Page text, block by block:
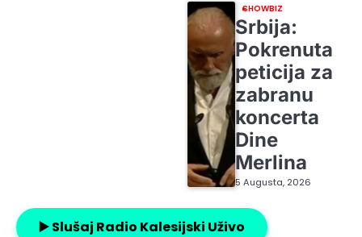
SHOWBIZ
Srbija:
Pokrenuta
peticija za
zabranu
koncerta
Dine
Merlina
5 Augusta, 2026
▶️ Slušaj Radio Kalesijski Uživo